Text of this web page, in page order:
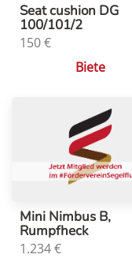
Seat cushion DG
100/101/2
150€
Biete
Mini Nimbus B,
Rumpfheck
1.234€